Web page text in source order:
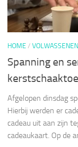
HOME / VOLWASSENEN
Spanning en
Afgelopen dinsdag
Hierbij werden er
cadeau uit aan zijn
cadeaukaart. Op de